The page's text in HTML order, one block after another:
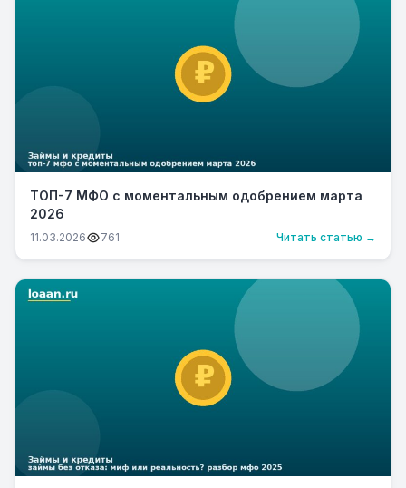
ТОП-7 МФО с моментальным одобрением марта
2026
11.03.2026 761 Читать статью →